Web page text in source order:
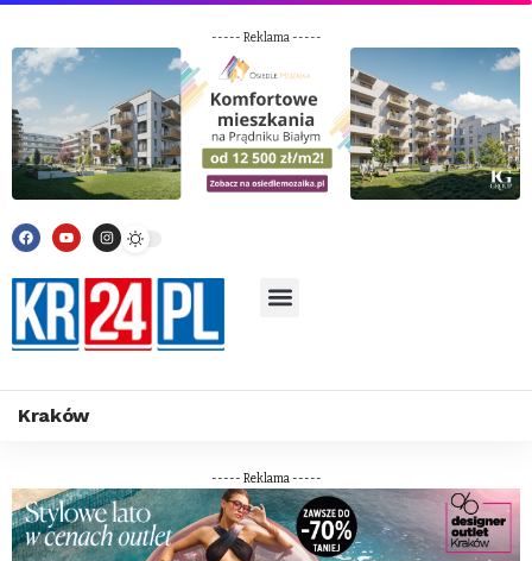
----- Reklama -----
Kraków
----- Reklama -----